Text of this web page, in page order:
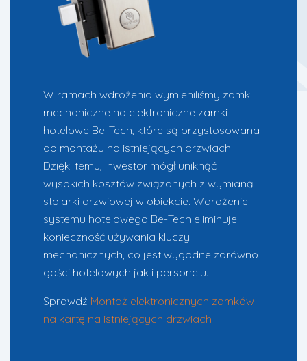
W ramach wdrożenia wymieniliśmy zamki
mechaniczne na elektroniczne zamki
hotelowe Be-Tech, które są przystosowana
do montażu na istniejących drzwiach.
Dzięki temu, inwestor mógł uniknąć
wysokich kosztów związanych z wymianą
stolarki drzwiowej w obiekcie. Wdrożenie
systemu hotelowego Be-Tech eliminuje
konieczność używania kluczy
mechanicznych, co jest wygodne zarówno
gości hotelowych jak i personelu.
Sprawdź Montaż elektronicznych zamków
na kartę na istniejących drzwiach